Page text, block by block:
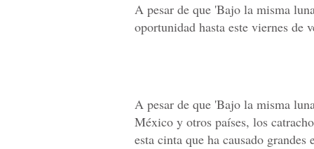
A pesar de que 'Bajo la misma
oportunidad hasta este viernes de
A pesar de que 'Bajo la misma
México y otros países, los
esta cinta que ha causado grandes